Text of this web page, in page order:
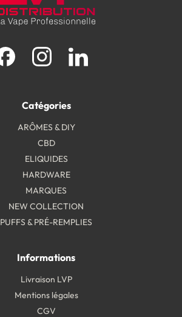
Catégories
ARÔMES & DIY
CBD
ELIQUIDES
HARDWARE
MARQUES
NEW COLLECTION
PUFFS & PRÉ-REMPLIES
Informations
Livraison LVP
Mentions légales
CGV
Facebook Instagram